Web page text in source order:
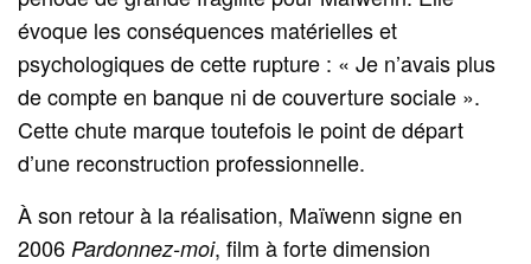
évoque les conséquences matérielles et
psychologiques de cette rupture : « Je n’avais plus
de compte en banque ni de couverture sociale ».
Cette chute marque toutefois le point de départ
d’une reconstruction professionnelle.
À son retour à la réalisation, Maïwenn signe en
2006 Pardonnez-moi, film à forte dimension